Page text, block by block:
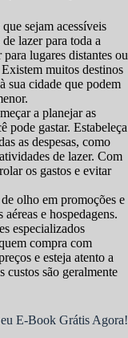
sejam acessíveis
lazer para toda a
lugares distantes ou
muitos destinos
sua cidade que podem
a planejar as
pode gastar. Estabeleça
as despesas, como
de lazer. Com
os gastos e evitar
olho em promoções e
e hospedagens.
especializados
compra com
e esteja atento a
custos são geralmente
E-Book Grátis Agora!